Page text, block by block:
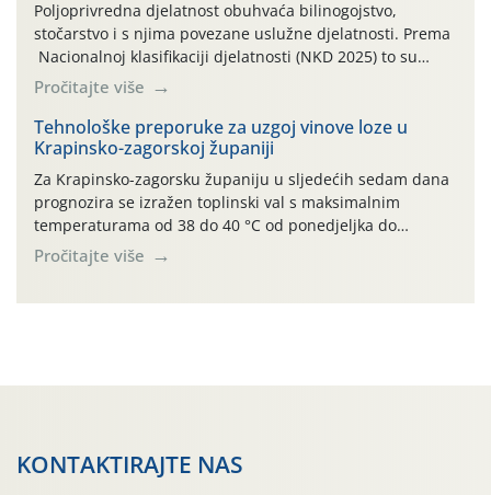
Poljoprivredna djelatnost obuhvaća bilinogojstvo,
stočarstvo i s njima povezane uslužne djelatnosti. Prema
Nacionalnoj klasifikaciji djelatnosti (NKD 2025) to su
skupne 01.1, 01.2, 01.3, 01.4, 01.5 i 01.6. Djelatnost
prerade poljoprivrednih proizvoda je svako djelovanje na
poljoprivredni proizvod čiji je rezultat proizvod koji
također može biti poljoprivredni proizvod poput npr.
maslinovog ulja, bučinog ulja, vino od […]
Pročitajte više
Tehnološke preporuke za uzgoj vinove loze u
Krapinsko-zagorskoj županiji
Za Krapinsko-zagorsku županiju u sljedećih sedam dana
prognozira se izražen toplinski val s maksimalnim
temperaturama od 38 do 40 °C od ponedjeljka do
četvrtka, uz povećan rizik od toplinskog stresa za vinovu
lozu. U petak i subotu očekuje se osvježenje uz
Pročitajte više
KONTAKTIRAJTE NAS